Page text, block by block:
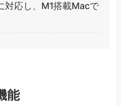
対応し、M1搭載Macで
能